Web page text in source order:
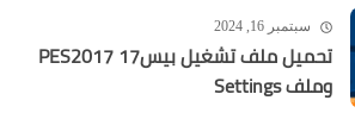
سبتمبر 16, 2024
تحميل ملف تشغيل بيس17 PES2017
وملف Settings